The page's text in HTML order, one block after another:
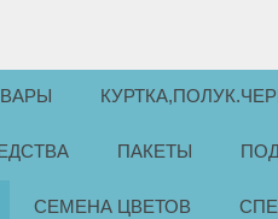
ПАКЕТЫ
СЕМЕНА ЦВЕТОВ